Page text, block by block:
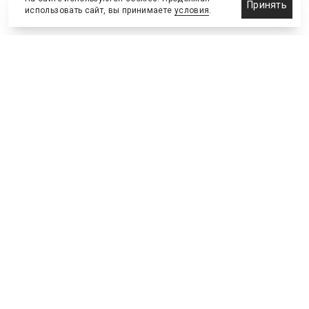
использовать сайт, вы принимаете условия.
Принять